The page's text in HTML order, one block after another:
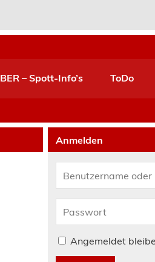
BER – Spott-Info’s ToDo
Anmelden
Angemeldet